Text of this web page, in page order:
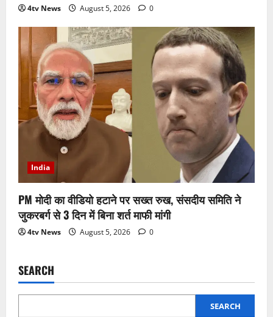
4tv News August 5, 2026 0
India
PM मोदी का वीडियो हटाने पर सख्त रुख, संसदीय समिति ने
जुकरबर्ग से 3 दिन में बिना शर्त माफी मांगी
4tv News August 5, 2026 0
SEARCH
SEARCH